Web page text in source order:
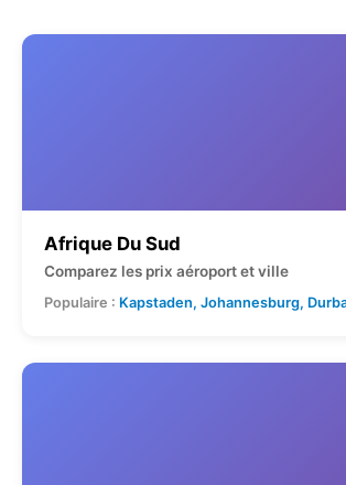
Afrique Du Sud
Comparez les prix aéroport et ville
Populaire : Kapstaden, Johannesburg,